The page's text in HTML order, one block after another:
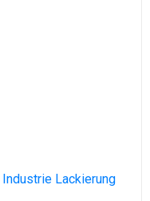
Industrie Lackierung